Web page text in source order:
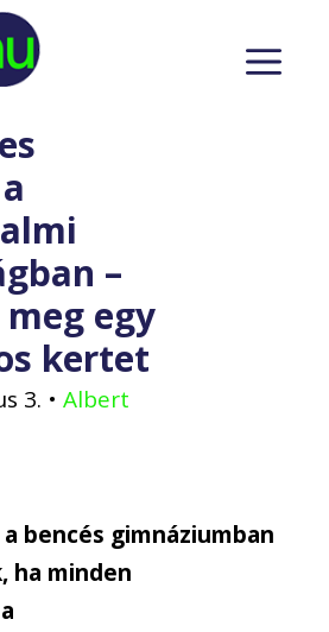
–
egy
kertet
3. • Albert
bencés gimnáziumban
ha minden